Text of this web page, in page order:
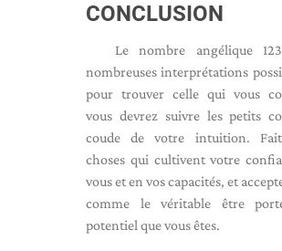
CONCLUSION
Le nombre angélique
nombreuses interprétations
pour trouver celle qui vous
vous devrez suivre les petits
coude de votre intuition.
choses qui cultivent votre
vous et en vos capacités, et
comme le véritable être
potentiel que vous êtes.